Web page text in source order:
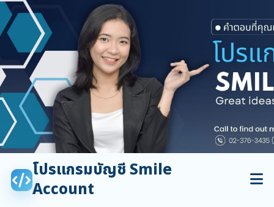
โปรแกรมบัญชี Smile
Account